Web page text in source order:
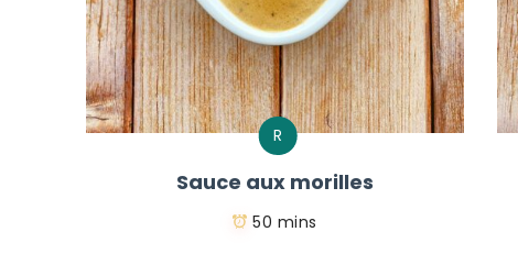
R
Sauce aux morilles
50 mins